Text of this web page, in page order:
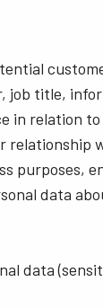
job title,
in relation
relationship
purposes,
data
data